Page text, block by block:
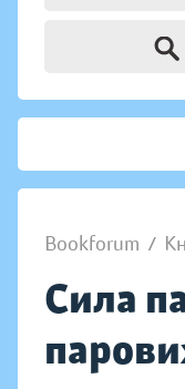
Bookforum /
Сила